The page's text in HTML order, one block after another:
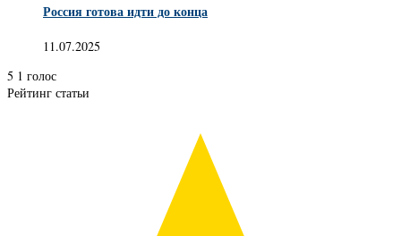
Россия готова идти до конца
11.07.2025
5 1 голос
Рейтинг статьи